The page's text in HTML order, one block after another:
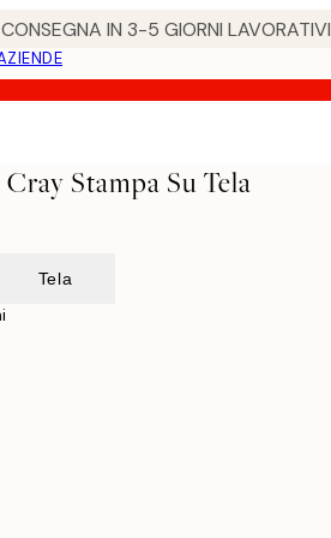
IN 3-5 GIORNI LAVORATIVI
Stampa Su Tela
Tela